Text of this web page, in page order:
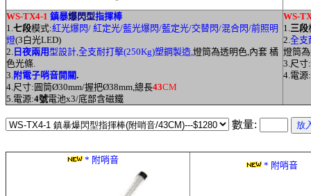
WS-TX4-1 鎮暴爆閃型指揮棒
1. 七段模式:紅光爆閃/ 紅定光/藍光爆閃/藍定光/交替閃/混合閃/前照明
燈(3白光LED)
2. 日夜兩用型設計,全支耐打擊(250Kg)塑鋼製造, 燈筒為透明色,內套 橘
色光條.
3. 附電子哨音開關.
4.尺寸:圓筒Ø30mm/握把Ø38mm,總長43CM
5.電源:4號電池x3/底部含磁鐵
WS-
1. 三段
2. 全支
燈筒
3.尺寸
4.電源:
數量:
* 附哨音
* 附哨音